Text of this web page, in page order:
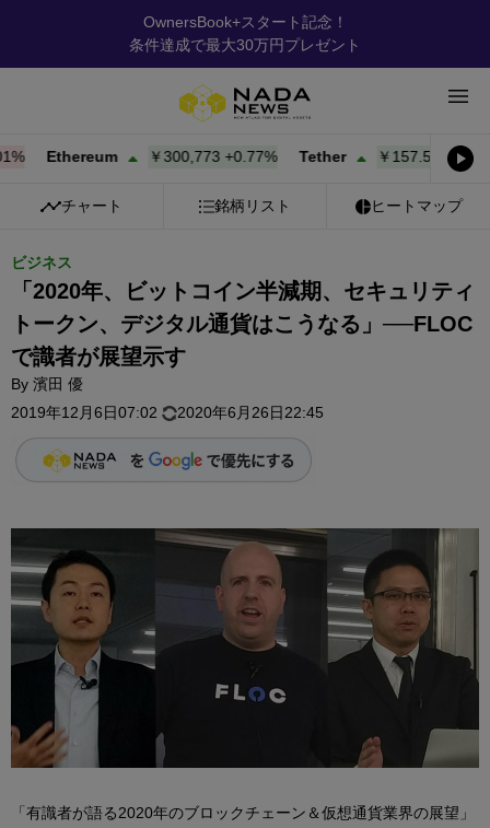
OwnersBook+スタート記念！
条件達成で最大30万円プレゼント
Ethereum ￥300,773 +0.77% Tether ￥157.50+ 0.01%
チャート 銘柄リスト ヒートマップ
ビジネス
「2020年、ビットコイン半減期、セキュリティ
トークン、デジタル通貨はこうなる」──FLOC
で識者が展望示す
By 濱田 優
2019年12月6日07:02
2020年6月26日22:45
「有識者が語る2020年のブロックチェーン＆仮想通貨業界の展望」